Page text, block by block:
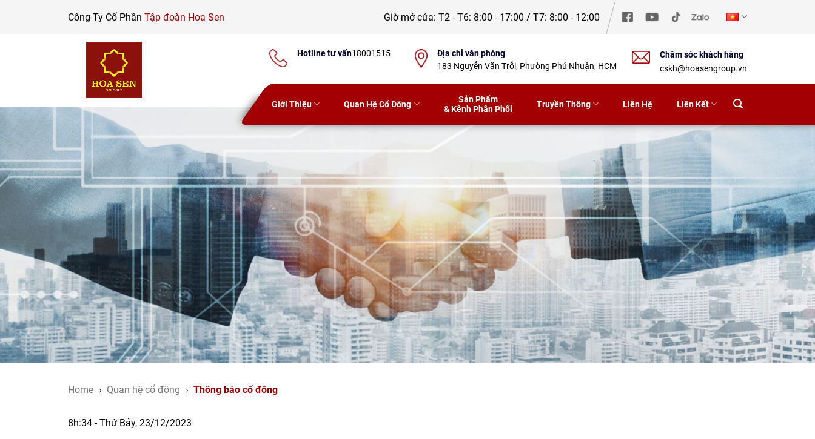
Công Ty Cổ Phần Tập đoàn Hoa Sen Giờ mở cửa:T2 - T6: 8:00 - 17:00 / T7: 8:00 - 12:00
Giới Thiệu Quan Hệ Cổ Đông
Sản Phẩm
& Kênh Phân Phối
Truyền Thông Liên Hệ Liên Kết
Hotline tư vấn18001515
Địa chỉ văn phòng
183 Nguyễn Văn Trỗi, Phường Phú Nhuận, HCM
Chăm sóc khách hàng
cskh@hoasengroup.vn
Home Quan hệ cổ đông Thông báo cổ đông
8h:34 - Thứ Bảy, 23/12/2023